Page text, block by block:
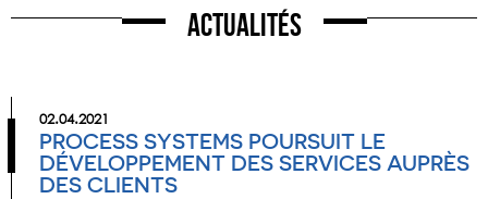
Actualités
02.04.2021
PROCESS SYSTEMS POURSUIT LE
DÉVELOPPEMENT DES SERVICES AUPRÈS
DES CLIENTS